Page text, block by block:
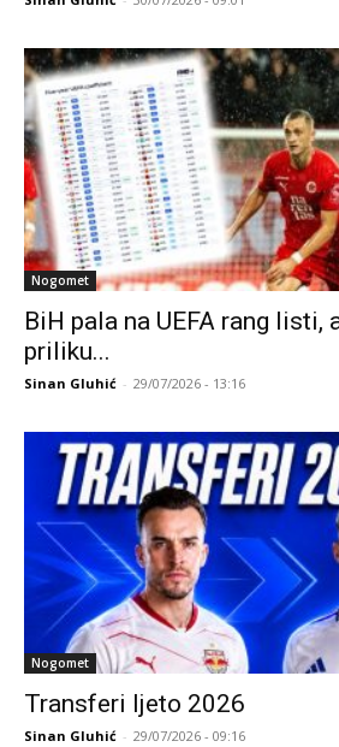
Nogomet
BiH pala na UEFA rang listi,
priliku...
Sinan Gluhić - 29/07/2026 - 13:16
Nogomet
Transferi ljeto 2026
Sinan Gluhić - 29/07/2026 - 09:16